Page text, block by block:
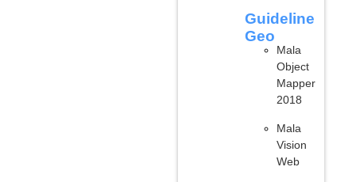
Guideline
Geo
Mala
Object
Mapper
2018
Mala
Vision
Web